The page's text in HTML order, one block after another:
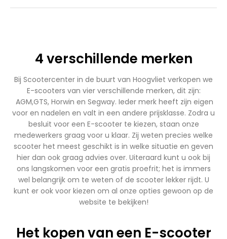
4 verschillende merken
Bij Scootercenter in de buurt van Hoogvliet verkopen we
E-scooters van vier verschillende merken, dit zijn:
AGM,GTS, Horwin en Segway. Ieder merk heeft zijn eigen
voor en nadelen en valt in een andere prijsklasse. Zodra u
besluit voor een E-scooter te kiezen, staan onze
medewerkers graag voor u klaar. Zij weten precies welke
scooter het meest geschikt is in welke situatie en geven
hier dan ook graag advies over. Uiteraard kunt u ook bij
ons langskomen voor een gratis proefrit; het is immers
wel belangrijk om te weten of de scooter lekker rijdt. U
kunt er ook voor kiezen om al onze opties gewoon op de
website te bekijken!
Het kopen van een E-scooter